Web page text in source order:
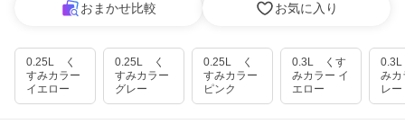
おまかせ比較 お気に入り
0.25L く
すみカラー
イエロー
0.25L く
すみカラー
グレー
0.25L く
すみカラー
ピンク
0.3L くす
みカラー イ
エロー
みカ
レー